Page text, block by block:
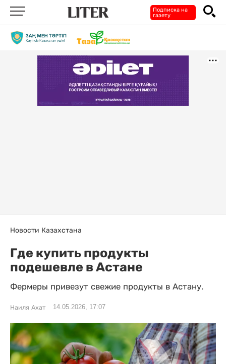
Подписка на
газету
Новости Казахстана
Где купить продукты
подешевле в Астане
Фермеры привезут свежие продукты в Астану.
Наиля Ахат 14.05.2026, 17:07